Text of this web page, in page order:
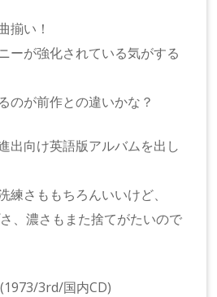
揃い！
ーが強化されている気がする
のが前作との違いかな？
出向け英語版アルバムを出し
練さももちろんいいけど、
、濃さもまた捨てがたいので
3rd/国内CD)